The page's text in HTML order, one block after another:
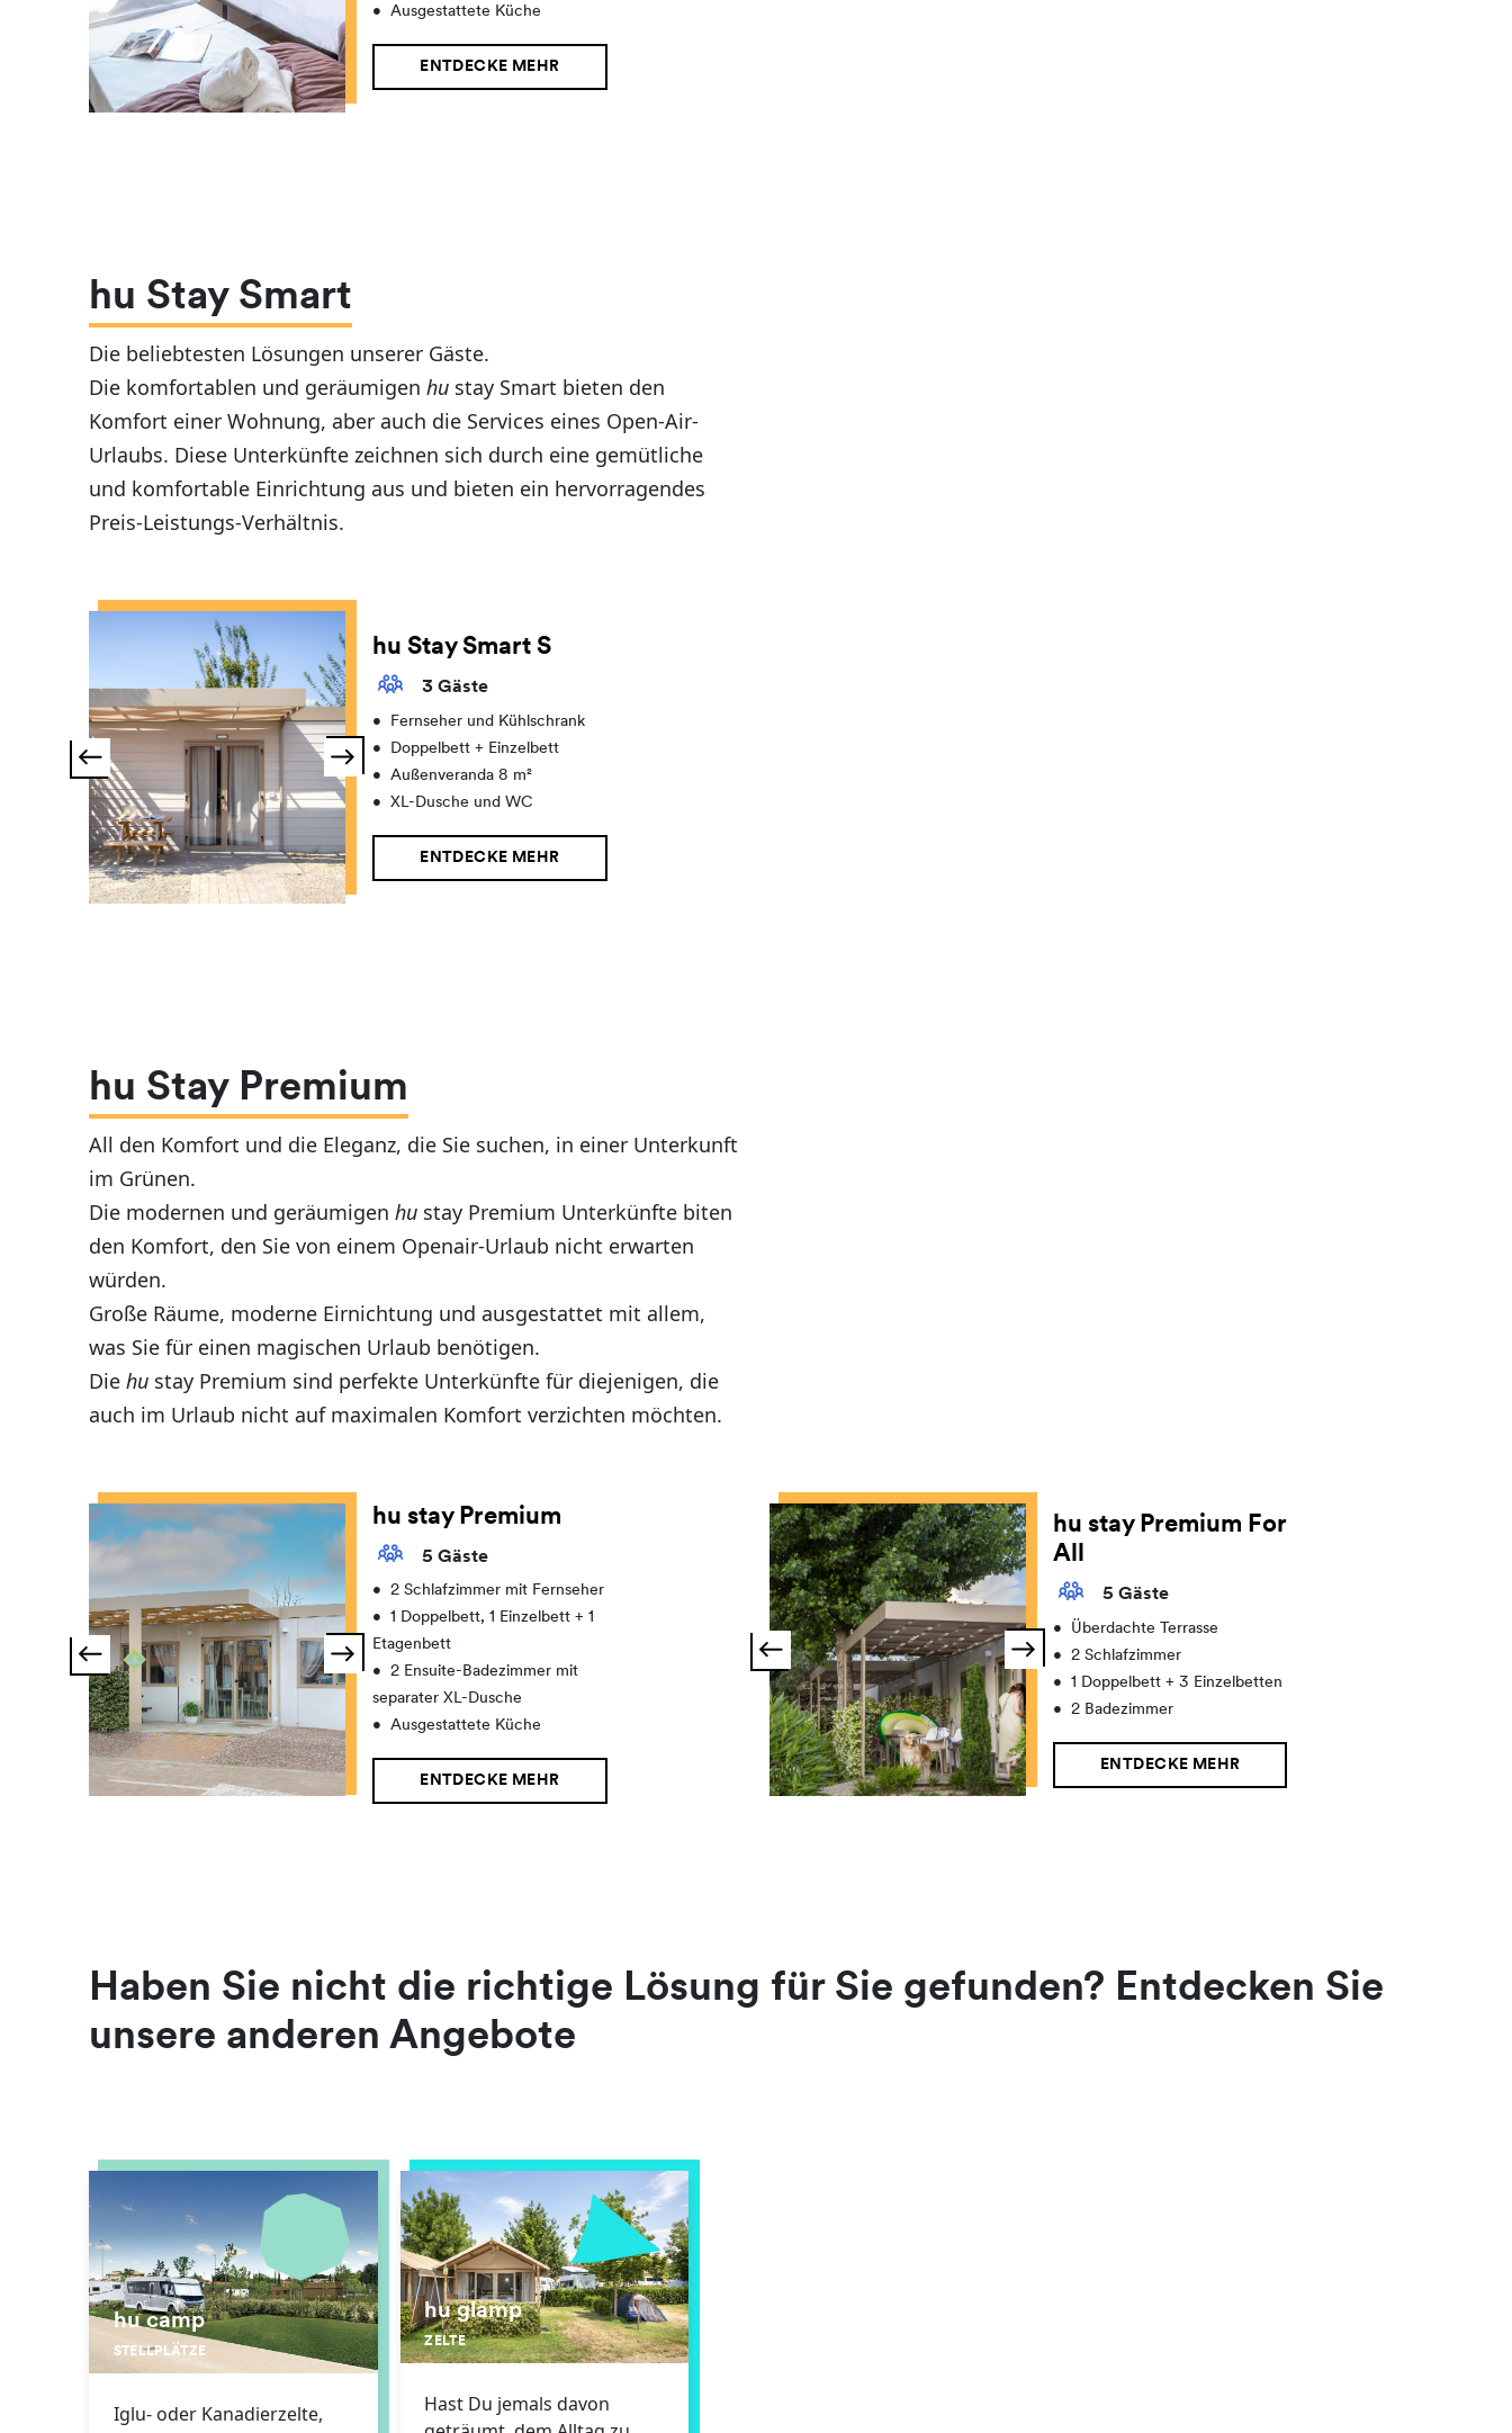
•
Ausgestattete Küche
ENTDECKE MEHR
hu Stay Smart
Die beliebtesten Lösungen unserer Gäste.
Die komfortablen und geräumigenhu stay Smart bieten den
Komfort einer Wohnung, aber auch die Services eines Open-Air-
Urlaubs. Diese Unterkünfte zeichnen sich durch eine gemütliche
und komfortable Einrichtung aus und bieten ein hervorragendes
Preis-Leistungs-Verhältnis.
hu Stay Smart S
3 Gäste
•
Fernseher und Kühlschrank
•
Doppelbett + Einzelbett
•
Außenveranda 8 m²
•
XL-Dusche und WC
ENTDECKE MEHR
hu Stay Premium
All den Komfort und die Eleganz, die Sie suchen, in einer Unterkunft
im Grünen.
Die modernen und geräumigenhu stay Premium Unterkünfte biten
den Komfort, den Sie von einem Openair-Urlaub nicht erwarten
würden.
Große Räume, moderne Eirnichtung und ausgestattet mit allem,
was Sie für einen magischen Urlaub benötigen.
Diehu stay Premium sind perfekte Unterkünfte für diejenigen, die
auch im Urlaub nicht auf maximalen Komfort verzichten möchten.
hu stay Premium
5 Gäste
•
2 Schlafzimmer mit Fernseher
•
1 Doppelbett, 1 Einzelbett + 1
Etagenbett
•
2 Ensuite-Badezimmer mit
separater XL-Dusche
•
Ausgestattete Küche
ENTDECKE MEHR
hu stay Premium For
All
5 Gäste
•
Überdachte Terrasse
• 2 Schlafzimmer
• 1 Doppelbett + 3 Einzelbetten
• 2 Badezimmer
ENTDECKE MEHR
Haben Sie nicht die richtige Lösung für Sie gefunden? Entdecken Sie
unsere anderen Angebote
hu camp
STELLPLÄTZE
Iglu- oder Kanadierzelte,
hu glamp
ZELTE
Hast Du jemals davon